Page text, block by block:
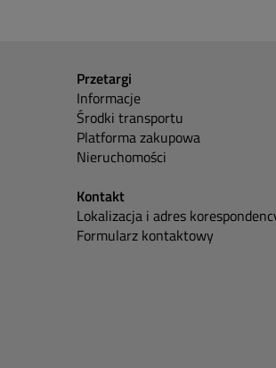
Przetargi
Informacje
Środki transportu
Platforma zakupowa
Nieruchomości
Kontakt
Lokalizacja i adres
Formularz kontaktowy